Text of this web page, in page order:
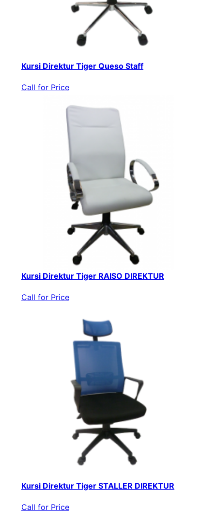
Kursi Direktur Tiger Queso Staff
Call for Price
Kursi Direktur Tiger RAISO DIREKTUR
Call for Price
Kursi Direktur Tiger STALLER DIREKTUR
Call for Price